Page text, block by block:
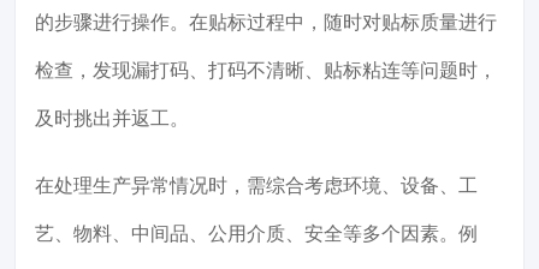
的步骤进行操作。在贴标过程中，随时对贴标质量进行
检查，发现漏打码、打码不清晰、贴标粘连等问题时，
及时挑出并返工。
在处理生产异常情况时，需综合考虑环境、设备、工
艺、物料、中间品、公用介质、安全等多个因素。例